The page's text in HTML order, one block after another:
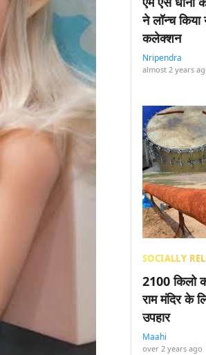
ने लॉन्च
कलेक्शन
Nripendra
almost 2 years
SOCIALLY
2100 किलो
राम मंदिर के
उपहार
Maahi
over 2 years ago